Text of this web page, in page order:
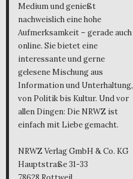
Medium und genießt
nachweislich eine hohe
Aufmerksamkeit – gerade auch
online. Sie bietet eine
interessante und gerne
gelesene Mischung aus
Information und Unterhaltung,
von Politik bis Kultur. Und vor
allen Dingen: Die NRWZ ist
einfach mit Liebe gemacht.
NRWZ Verlag GmbH & Co. KG
Hauptstraße 31-33